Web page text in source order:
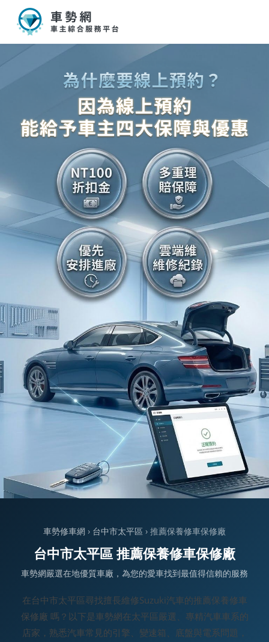
車勢修車網 › 台中市太平區 › 推薦保養修車保修廠
台中市太平區 推薦保養修車保修廠
車勢網嚴選在地優質車廠，為您的愛車找到最值得信賴的服務
在台中市太平區尋找擅長維修Suzuki汽車的推薦保養修車
保修廠 嗎？以下是車勢網在太平區嚴選、專精汽車車系的
店家，熟悉汽車常見的引擎、變速箱、底盤與電系問題，